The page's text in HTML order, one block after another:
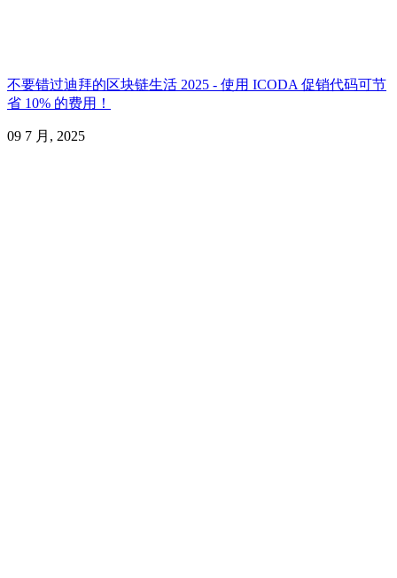
不要错过迪拜的区块链生活 2025 - 使用 ICODA 促销代码可节
省 10% 的费用！
09 7 月, 2025